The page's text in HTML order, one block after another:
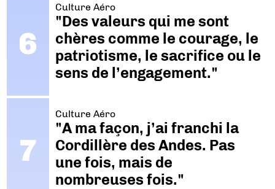
Culture Aéro
"Des valeurs qui me sont
chères comme le courage, le
patriotisme, le sacrifice ou le
sens de l’engagement."
Culture Aéro
"A ma façon, j’ai franchi la
Cordillère des Andes. Pas
une fois, mais de
nombreuses fois."